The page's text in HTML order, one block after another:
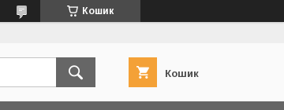
Кошик
Кошик